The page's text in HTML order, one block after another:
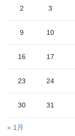
2 3
9 10
16 17
23 24
30 31
« 1月